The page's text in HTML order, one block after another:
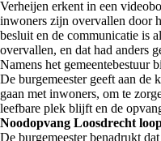
Verheijen erkent in een
inwoners zijn overvallen door
besluit en de communicatie is
overvallen, en dat had anders
Namens het gemeentebestuur
De burgemeester geeft aan de
gaan met inwoners, om te
leefbare plek blijft en de
Noodopvang Loosdrecht
De burgemeester benadrukt